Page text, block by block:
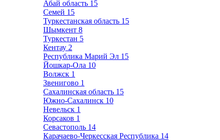
Абай область 15
Семей 15
Туркестанская область 15
Шымкент 8
Туркестан 5
Кентау 2
Республика Марий Эл 15
Йошкар-Ола 10
Волжск 1
Звенигово 1
Сахалинская область 15
Южно-Сахалинск 10
Невельск 1
Корсаков 1
Севастополь 14
Карачаево-Черкесская Республика 14